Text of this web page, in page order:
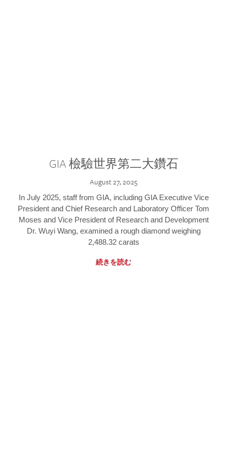
GIA 檢驗世界第二大鑽石
August 27, 2025
In July 2025, staff from GIA, including GIA Executive Vice
President and Chief Research and Laboratory Officer Tom
Moses and Vice President of Research and Development
Dr. Wuyi Wang, examined a rough diamond weighing
2,488.32 carats
続きを読む